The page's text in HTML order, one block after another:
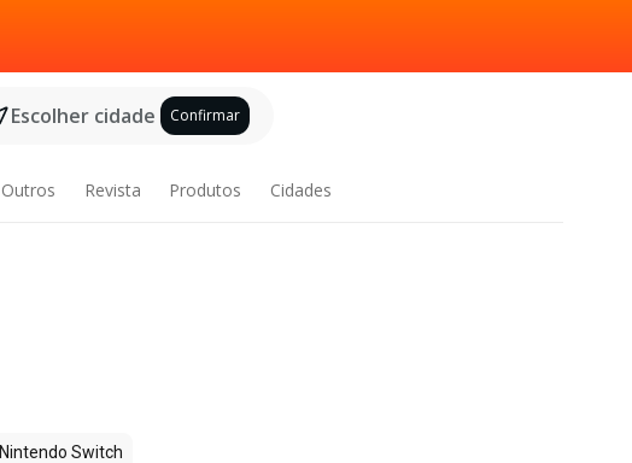
Escolher cidade Confirmar
Outros Revista Produtos Cidades
Nintendo Switch